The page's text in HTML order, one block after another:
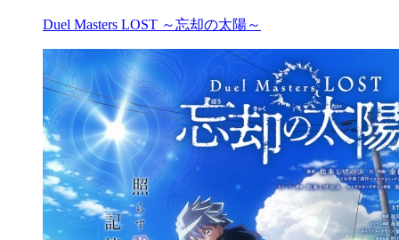
Duel Masters LOST ～忘却の太陽～